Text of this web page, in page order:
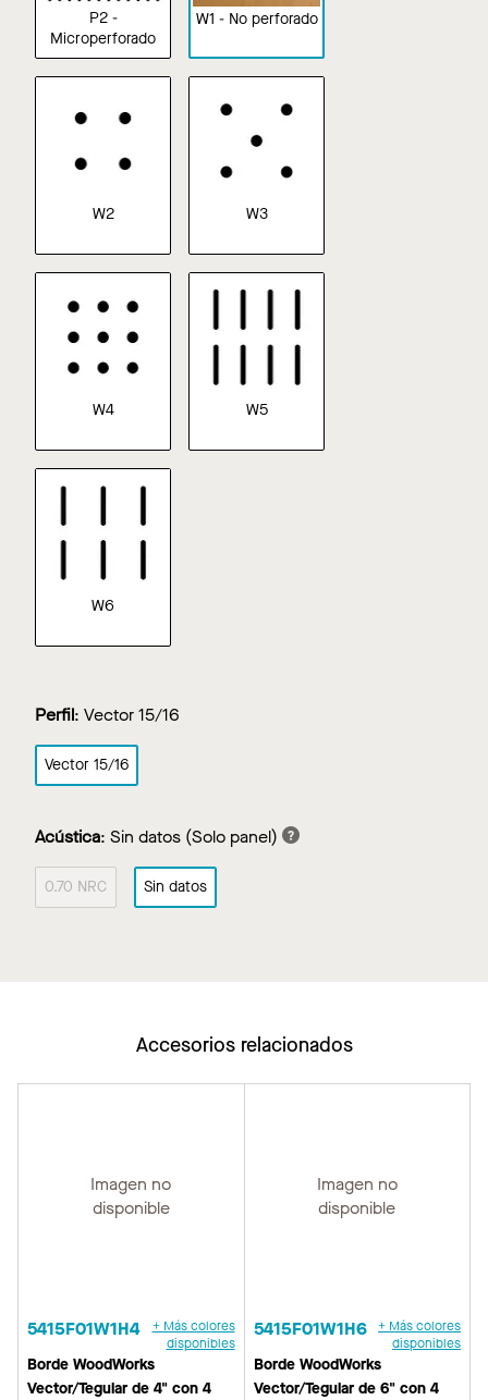
P2 -
Microperforado
W1 - No perforado
W2 W3
W4 W5
W6
Perfil: Vector 15/16
Vector 15/16
Acústica: Sin datos (Solo panel)
0.70 NRC Sin datos
Accesorios relacionados
Imagen no
disponible
5415F01W1H4
+ Más colores
disponibles
Borde WoodWorks
Vector/Tegular de 4" con 4
Imagen no
disponible
5415F01W1H6
+ Más colores
disponibles
Borde WoodWorks
Vector/Tegular de 6" con 4